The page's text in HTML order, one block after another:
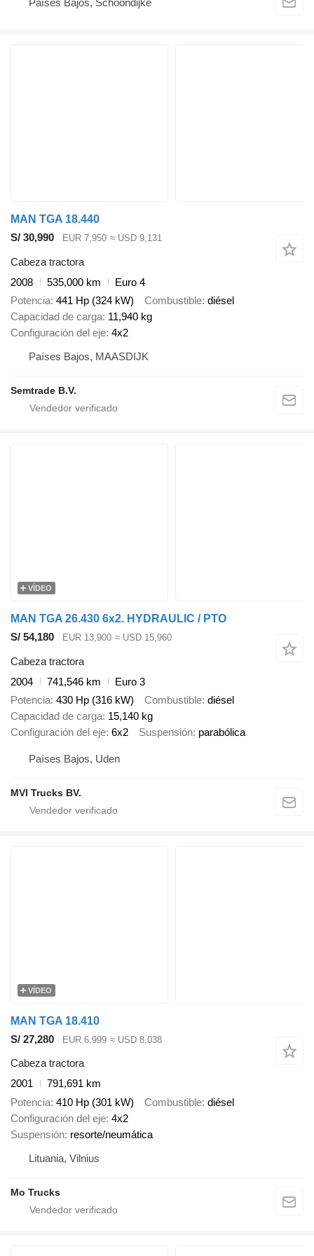
MAN TGA 18.440
S/ 30,990
EUR 7,950 ≈ USD 9,131
Cabeza tractora
2008
535,000 km
Euro 4
Potencia 441 Hp (324 kW) Combustible diésel
Capacidad de carga 11,940 kg
Configuración del eje 4x2
Países Bajos, MAASDIJK
Semtrade B.V.
VÍDEO
MAN TGA 26.430 6x2. HYDRAULIC / PTO
S/ 54,180
EUR 13,900 ≈ USD 15,960
Cabeza tractora
2004
741,546 km
Euro 3
Potencia 430 Hp (316 kW) Combustible diésel
Capacidad de carga 15,140 kg
Configuración del eje 6x2 Suspensión parabólica
Países Bajos, Uden
MVI Trucks BV.
VÍDEO
MAN TGA 18.410
S/ 27,280
EUR 6,999 ≈ USD 8,038
Cabeza tractora
2001
791,691 km
Potencia 410 Hp (301 kW) Combustible diésel
Configuración del eje 4x2
Suspensión resorte/neumática
Lituania, Vilnius
Mo Trucks